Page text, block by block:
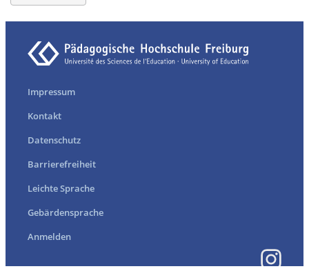
Impressum
Kontakt
Datenschutz
Barrierefreiheit
Leichte Sprache
Gebärdensprache
Anmelden